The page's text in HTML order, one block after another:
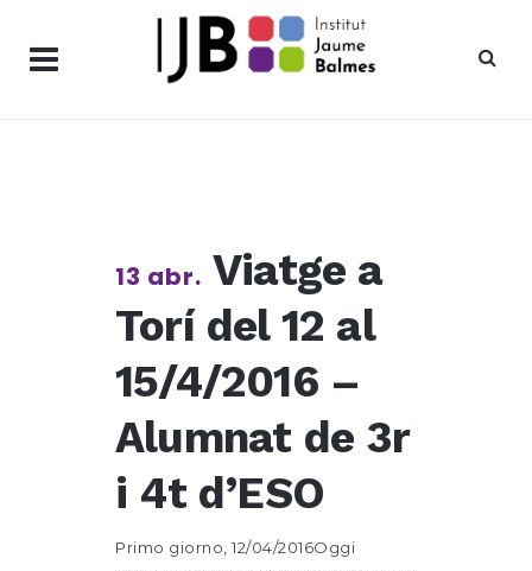
13 abr. Viatge a
Torí del 12 al
15/4/2016 –
Alumnat de 3r
i 4t d’ESO
Primo giorno, 12/04/2016Oggi